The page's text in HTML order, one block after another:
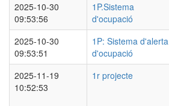
2025-10-30
09:53:56
1P.Sistema
d'ocupació
2025-10-30
09:53:51
1P: Sistema d'alerta
d'ocupació
2025-11-19
10:52:53
1r projecte